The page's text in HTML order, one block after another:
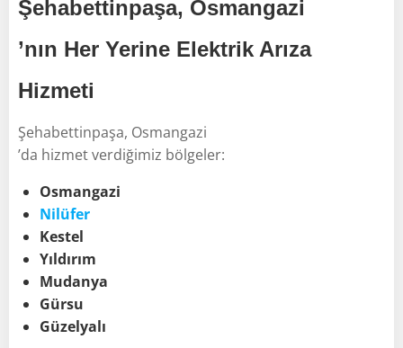
Şehabettinpaşa, Osmangazi
’nın Her Yerine Elektrik Arıza
Hizmeti
Şehabettinpaşa, Osmangazi
’da hizmet verdiğimiz bölgeler:
Osmangazi
Nilüfer
Kestel
Yıldırım
Mudanya
Gürsu
Güzelyalı